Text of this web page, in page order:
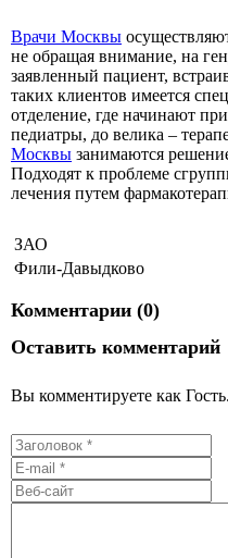
Врачи Москвы
не обращая внимание, на
заявленный пациент,
таких клиентов имеется
отделение, где начинают
педиатры, до велика –
Москвы занимаются
Подходят к проблеме
лечения путем
ЗАО
Фили-Давыдково
Комментарии (0)
Оставить комментарий
Вы комментируете как Гость.